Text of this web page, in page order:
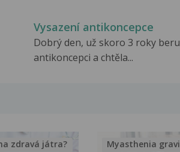
Vysazení antikoncepce
Dobrý den, už skoro 3 roky beru
antikoncepci a chtěla...
zdravá játra?